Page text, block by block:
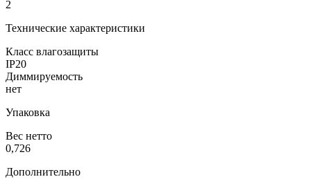
2
Технические характеристики
Класс влагозащиты
IP20
Диммируемость
нет
Упаковка
Вес нетто
0,726
Дополнительно